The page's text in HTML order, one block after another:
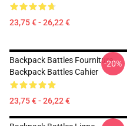
23,75 € - 26,22 €
Backpack Battles Fourniture
Backpack Battles Cahier
23,75 € - 26,22 €
-20%